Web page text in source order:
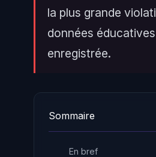
la plus grande
données
enregistrée.
Sommaire
En bref